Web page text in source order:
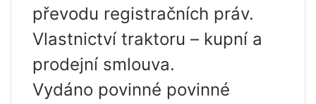
převodu registračních práv.
Vlastnictví traktoru – kupní a
prodejní smlouva.
Vydáno povinné povinné